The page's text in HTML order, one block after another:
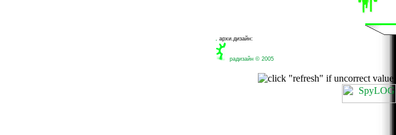
архи.дизайн:
рaдизайн © 2005